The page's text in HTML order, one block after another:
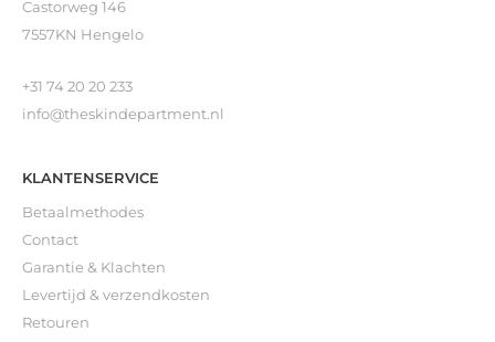
Castorweg 146
7557KN Hengelo
+31 74 20 20 233
info@theskindepartment.nl
KLANTENSERVICE
Betaalmethodes
Contact
Garantie & Klachten
Levertijd & verzendkosten
Retouren